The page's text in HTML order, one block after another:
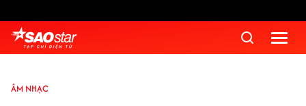
ÂM NHẠC